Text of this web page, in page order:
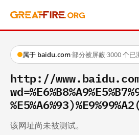
属于 baidu.com·部分被屏蔽·3000 个已
http://
该网址尚未被测试。